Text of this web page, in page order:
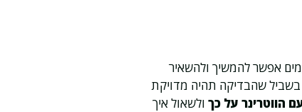
זה כולל מזון, אבל מים אפשר להמשיך ולהשאיר
שהבדיקה תהיה מדויקת
הווטרינר על כך ולשאול איך